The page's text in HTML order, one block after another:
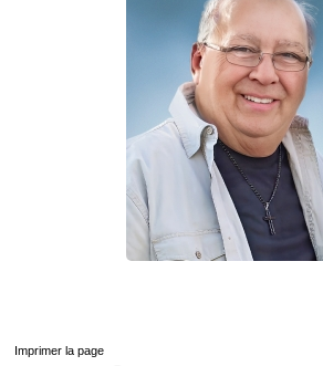
Imprimer la page